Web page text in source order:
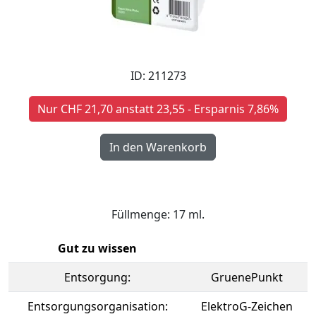
ID: 211273
Nur CHF 21,70 anstatt 23,55 - Ersparnis 7,86%
Füllmenge: 17 ml.
Gut zu wissen
Entsorgung:
GruenePunkt
Entsorgungsorganisation:
ElektroG-Zeichen